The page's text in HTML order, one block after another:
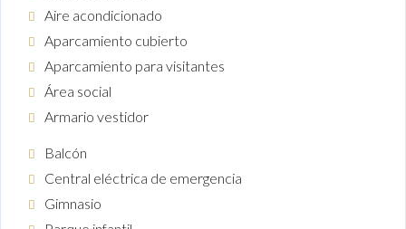
Aire acondicionado
Aparcamiento cubierto
Aparcamiento para visitantes
Área social
Armario vestidor
Balcón
Central eléctrica de emergencia
Gimnasio